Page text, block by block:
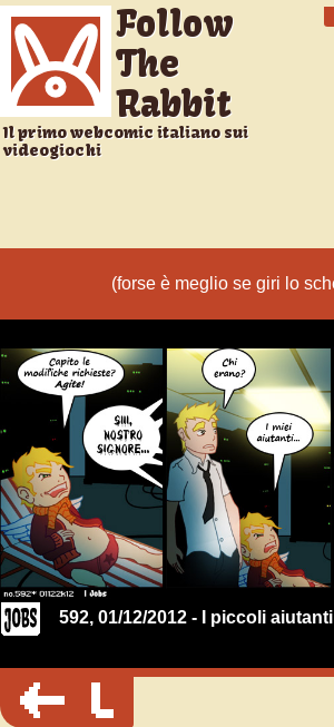
Follow
The
Rabbit
Il primo webcomic italiano sui
videogiochi
592, 01/12/2012 - I piccoli aiutanti